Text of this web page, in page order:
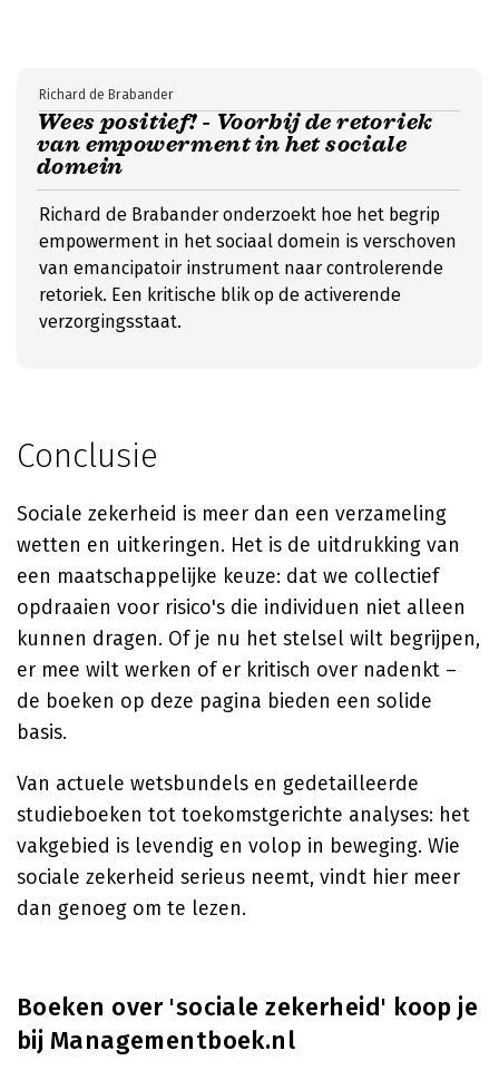
Wees positief! - Voorbij de retoriek
van empowerment in het sociale
domein
Richard de Brabander
Richard de Brabander onderzoekt hoe het begrip
empowerment in het sociaal domein is verschoven
van emancipatoir instrument naar controlerende
retoriek. Een kritische blik op de activerende
verzorgingsstaat.
Conclusie
Sociale zekerheid is meer dan een verzameling
wetten en uitkeringen. Het is de uitdrukking van
een maatschappelijke keuze: dat we collectief
opdraaien voor risico's die individuen niet alleen
kunnen dragen. Of je nu het stelsel wilt begrijpen,
er mee wilt werken of er kritisch over nadenkt –
de boeken op deze pagina bieden een solide
basis.
Van actuele wetsbundels en gedetailleerde
studieboeken tot toekomstgerichte analyses: het
vakgebied is levendig en volop in beweging. Wie
sociale zekerheid serieus neemt, vindt hier meer
dan genoeg om te lezen.
Boeken over 'sociale zekerheid' koop je
bij Managementboek.nl